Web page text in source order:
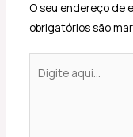
O seu endereço de
obrigatórios são
aqui...